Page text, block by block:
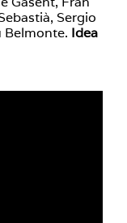
Sergio
Belmonte. Idea